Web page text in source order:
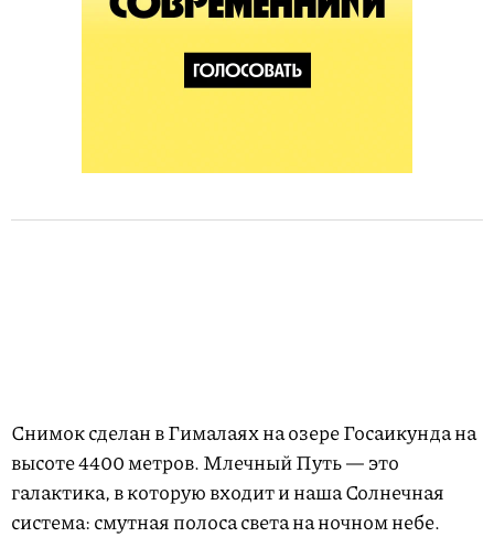
Снимок сделан в Гималаях на озере Госаикунда на
высоте 4400 метров. Млечный Путь — это
галактика, в которую входит и наша Солнечная
система: смутная полоса света на ночном небе.